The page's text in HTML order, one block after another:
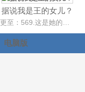
据说我是王的女儿？
更至：569.这是她的选择
电脑版